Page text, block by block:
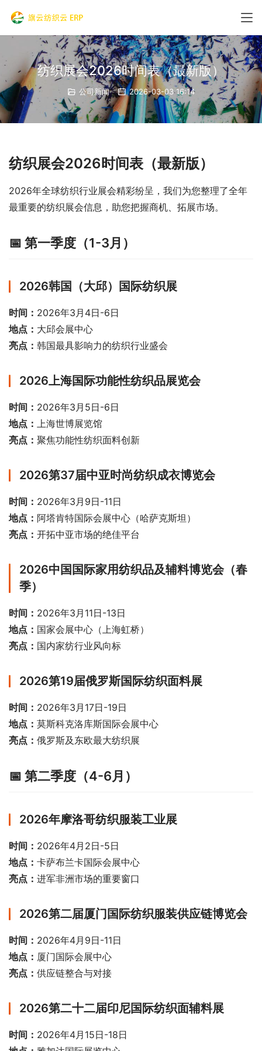
纺织展会2026时间表（最新版）
公司新闻 2026-03-03 16:14
纺织展会2026时间表（最新版）
2026年全球纺织行业展会精彩纷呈，我们为您整理了全年
最重要的纺织展会信息，助您把握商机、拓展市场。
📅 第一季度（1-3月）
2026韩国（大邱）国际纺织展
时间： 2026年3月4日-6日
地点： 大邱会展中心
亮点： 韩国最具影响力的纺织行业盛会
2026上海国际功能性纺织品展览会
时间： 2026年3月5日-6日
地点： 上海世博展览馆
亮点： 聚焦功能性纺织面料创新
2026第37届中亚时尚纺织成衣博览会
时间： 2026年3月9日-11日
地点： 阿塔肯特国际会展中心（哈萨克斯坦）
亮点： 开拓中亚市场的绝佳平台
2026中国国际家用纺织品及辅料博览会（春
季）
时间： 2026年3月11日-13日
地点： 国家会展中心（上海虹桥）
亮点： 国内家纺行业风向标
2026第19届俄罗斯国际纺织面料展
时间： 2026年3月17日-19日
地点： 莫斯科克洛库斯国际会展中心
亮点： 俄罗斯及东欧最大纺织展
📅 第二季度（4-6月）
2026年摩洛哥纺织服装工业展
时间： 2026年4月2日-5日
地点： 卡萨布兰卡国际会展中心
亮点： 进军非洲市场的重要窗口
2026第二届厦门国际纺织服装供应链博览会
时间： 2026年4月9日-11日
地点： 厦门国际会展中心
亮点： 供应链整合与对接
2026第二十二届印尼国际纺织面辅料展
时间： 2026年4月15日-18日